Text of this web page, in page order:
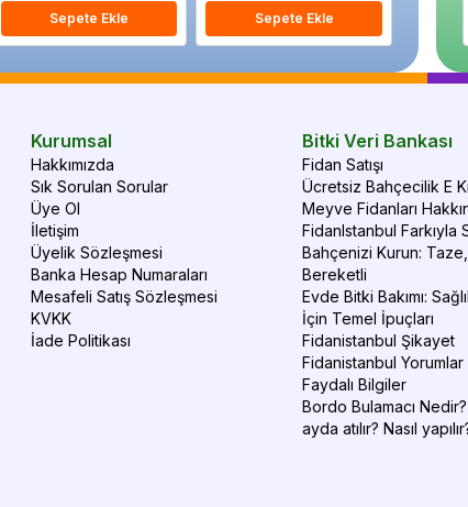
Sepete Ekle Sepete Ekle
Kurumsal
Hakkımızda
Sık Sorulan Sorular
Üye Ol
İletişim
Üyelik Sözleşmesi
Banka Hesap Numaraları
Mesafeli Satış Sözleşmesi
KVKK
İade Politikası
Bitki Veri Bankası
Fidan Satışı
Ücretsiz Bahçecilik E
Meyve Fidanları
FidanIstanbul Farkıyla
Bahçenizi Kurun: Taze,
Bereketli
Evde Bitki Bakımı:
İçin Temel İpuçları
Fidanistanbul Şikayet
Fidanistanbul Yorumlar
Faydalı Bilgiler
Bordo Bulamacı
ayda atılır? Nasıl